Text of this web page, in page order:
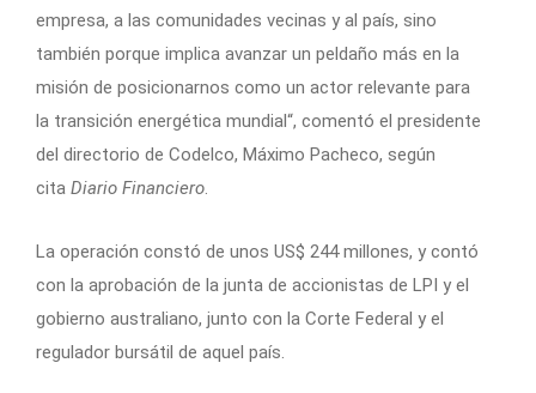
empresa, a las comunidades vecinas y al país, sino
también porque implica avanzar un peldaño más en la
misión de posicionarnos como un actor relevante para
la transición energética mundial“, comentó el presidente
del directorio de Codelco, Máximo Pacheco, según
cita Diario Financiero.
La operación constó de unos US$ 244 millones, y contó
con la aprobación de la junta de accionistas de LPI y el
gobierno australiano, junto con la Corte Federal y el
regulador bursátil de aquel país.